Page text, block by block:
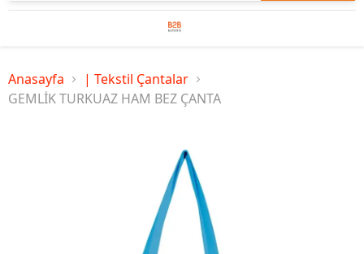
Anasayfa
| Tekstil Çantalar
GEMLİK TURKUAZ HAM BEZ ÇANTA